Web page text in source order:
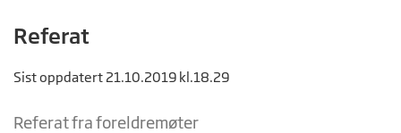
Referat
Sist oppdatert 21.10.2019 kl.18.29
Referat fra foreldremøter